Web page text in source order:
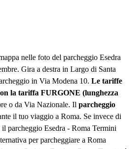
nelle foto del parcheggio Esedra
Gira a destra in Largo di Santa
in Via Modena 10. Le tariffe
la tariffa FURGONE (lunghezza
o da Via Nazionale. Il parcheggio
il tuo viaggio a Roma. Se invece di
parcheggio Esedra - Roma Termini
per parcheggiare a Roma